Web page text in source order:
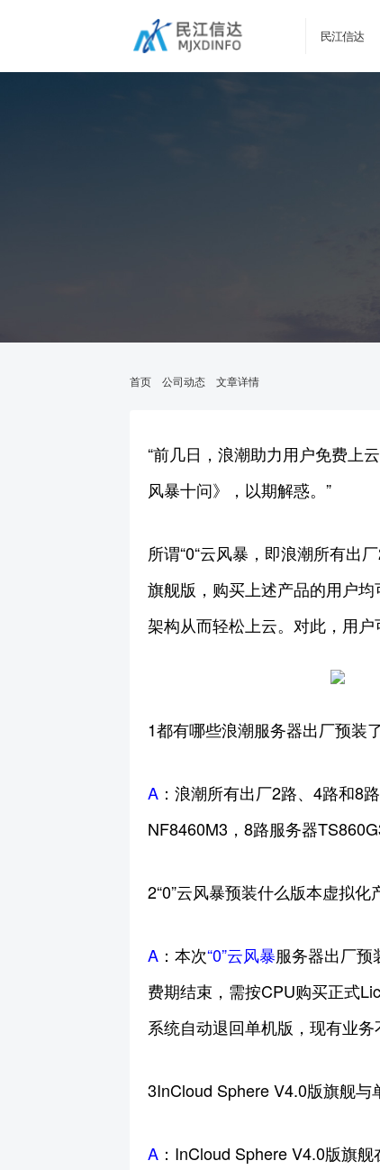
民江信达
首页 公司动态 文章详情
“前几日，浪潮助力用户免费上
风暴十问》，以期解惑。”
所谓“0“云风暴，即浪潮所有出
旗舰版，购买上述产品的用户
架构从而轻松上云。对此，用
1都有哪些浪潮服务器出厂预装
A ：浪潮所有出厂2路、4路和8
NF8460M3，8路服务器
2“0”云风暴预装什么版本虚拟化
A ：本次“0”云风暴服务器出厂
费期结束，需按CPU购买正式
系统自动退回单机版，现有业
3InCloud Sphere V4.0版旗舰与
A ：InCloud Sphere V4.0版旗